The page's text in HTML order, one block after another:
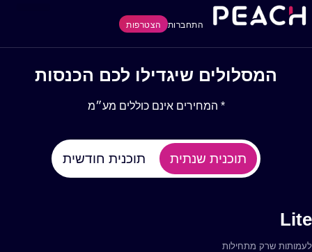
התחברות הצטרפות
המסלולים שיגדילו לכם הכנסות
* המחירים אינם כוללים מע״מ
תוכנית שנתית תוכנית חודשית
Lite
לעמותות שרק מתחילות
Basic
לעמותות שרק מתחילות